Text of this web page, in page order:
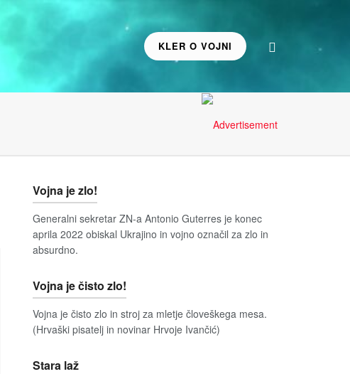
KLER O VOJNI
Vojna je zlo!
Generalni sekretar ZN-a Antonio Guterres je konec
aprila 2022 obiskal Ukrajino in vojno označil za zlo in
absurdno.
Vojna je čisto zlo!
Vojna je čisto zlo in stroj za mletje človeškega mesa.
(Hrvaški pisatelj in novinar Hrvoje Ivančić)
Stara laž